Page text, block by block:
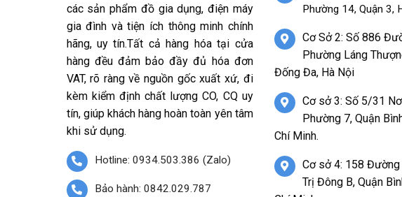
các sản phẩm đồ gia dụng, điện máy
gia đình và tiện ích thông minh chính
hãng, uy tín.Tất cả hàng hóa tại cửa
hàng đều đảm bảo đầy đủ hóa đơn
VAT, rõ ràng về nguồn gốc xuất xứ, đi
kèm kiểm định chất lượng CO, CQ uy
tín, giúp khách hàng hoàn toàn yên tâm
khi sử dụng.
Hotline: 0934.503.386 (Zalo)
Bảo hành: 0842.029.787
Phường 14, Quận 3,
Cơ Sở 2: Số 886
Phường Láng
Đống Đa, Hà Nội
Cơ sở 3: Số 5/31
Phường 7, Quận
Chí Minh.
Cơ sở 4: 158 Đường
Trị Đông B, Quận